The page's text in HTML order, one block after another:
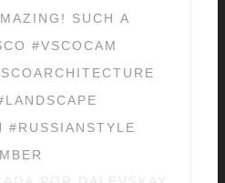
SUCH A
#VSCOCAM
#RUSSIANSTYLE